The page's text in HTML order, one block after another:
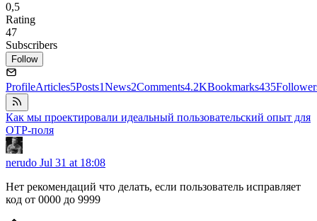
0,5
Rating
47
Subscribers
Follow
ProfileArticles5Posts1News2Comments4.2KBookmarks435
Как мы проектировали идеальный пользовательский опыт для
OTP-поля
nerudo Jul 31 at 18:08
Нет рекомендаций что делать, если пользователь исправляет
код от 0000 до 9999